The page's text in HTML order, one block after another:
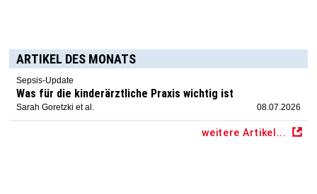
ARTIKEL DES MONATS
Sepsis-Update
Was für die kinderärztliche Praxis wichtig ist
Sarah Goretzki et al. 08.07.2026
weitere Artikel...